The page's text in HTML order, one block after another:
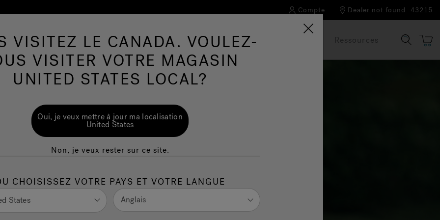
Compte Dealer not found 43215
de nage Plus de Produits Infrarouge Notre marque Ressources
VISITEZ LE CANADA. VOULEZ-
VISITER VOTRE MAGASIN
UNITED STATES LOCAL?
Oui, je veux mettre à jour ma localisation
United States
Non, je veux rester sur ce site.
CHOISISSEZ VOTRE PAYS ET VOTRE LANGUE
States Anglais